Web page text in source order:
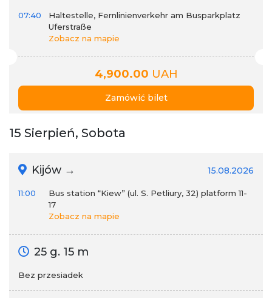
07:40
Haltestelle, Fernlinienverkehr am Busparkplatz
Uferstraße
Zobacz na mapie
4,900.00 UAH
Zamówić bilet
15 Sierpień, Sobota
Kijów → 15.08.2026
11:00
Bus station “Kiew” (ul. S. Petliury, 32) platform 11-
17
Zobacz na mapie
25 g. 15 m
Bez przesiadek